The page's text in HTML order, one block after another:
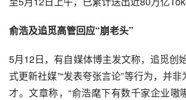
俞浩及追觅高管回应“崩老头”
5月12日，有自媒体博主发文称，追觅创
式更新社媒”“发表夸张言论”等行为，并
才。文章称，“俞浩麾下有数千家企业嗷